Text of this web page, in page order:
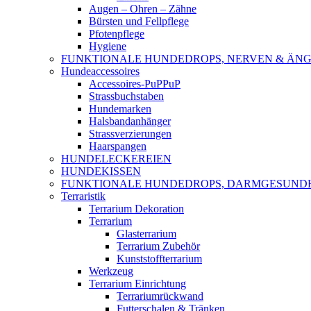
Augen – Ohren – Zähne
Bürsten und Fellpflege
Pfotenpflege
Hygiene
FUNKTIONALE HUNDEDROPS, NERVEN &
Hundeaccessoires
Accessoires-PuPPuP
Strassbuchstaben
Hundemarken
Halsbandanhänger
Strassverzierungen
Haarspangen
HUNDELECKEREIEN
HUNDEKISSEN
FUNKTIONALE HUNDEDROPS,
Terraristik
Terrarium Dekoration
Terrarium
Glasterrarium
Terrarium Zubehör
Kunststoffterrarium
Werkzeug
Terrarium Einrichtung
Terrariumrückwand
Futterschalen & Tränken